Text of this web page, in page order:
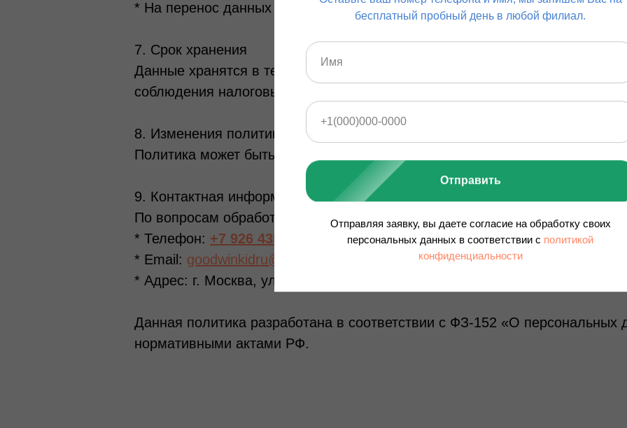
* На перенос данных
7. Срок хранения
Данные хранятся в течение срока действия договорных отношений и
соблюдения налоговых требований.
8. Изменения политики
Политика может быть изменена с уведомлением на сайте Оператора.
9. Контактная информация
По вопросам обработки персональных данных обращаться:
* Телефон: +7 926 435-03-17
* Email: goodwinkidru@yandex.ru
* Адрес: г. Москва, улица Ирины Левченко, дом 1
Данная политика разработана в соответствии с ФЗ-152 «О
нормативными актами РФ.
бесплатный пробный день в любой филиал.
Отправить
Отправляя заявку, вы даете согласие на обработку своих
персональных данных в соответствии с политикой
конфиденциальности